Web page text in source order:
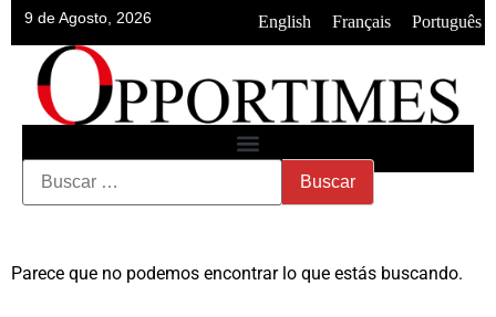
9 de Agosto, 2026 English Français Português
Parece que no podemos encontrar lo que estás buscando.